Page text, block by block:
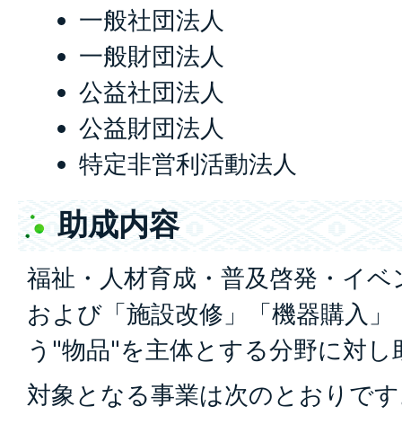
一般社団法人
一般財団法人
公益社団法人
公益財団法人
特定非営利活動法人
助成内容
福祉・人材育成・普及啓発・イ
および「施設改修」「機器購入
う"物品"を主体とする分野に対し
対象となる事業は次のとおりで